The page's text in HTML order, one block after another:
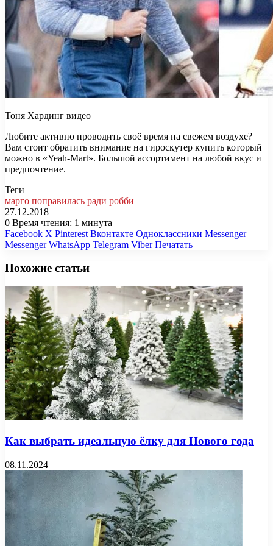
Тоня Хардинг видео
Любите активно проводить своё время на свежем воздухе?
Вам стоит обратить внимание на гироскутер купить который
можно в «Yeah-Mart». Большой ассортимент на любой вкус и
предпочтение.
Теги
марго поправилась ради робби
27.12.2018
0 Время чтения: 1 минута
Facebook X Pinterest Вконтакте Одноклассники Messenger
Messenger WhatsApp Telegram Viber Печатать
Похожие статьи
Как выбрать идеальную ёлку для Нового года
08.11.2024